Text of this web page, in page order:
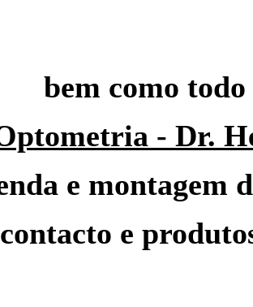
bem como
- Dr.
e montagem
e